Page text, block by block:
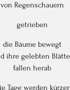
von Regenschauern
getrieben
die Bäume bewegt
ihre gelebten
fallen herab
Tage werden kürzer